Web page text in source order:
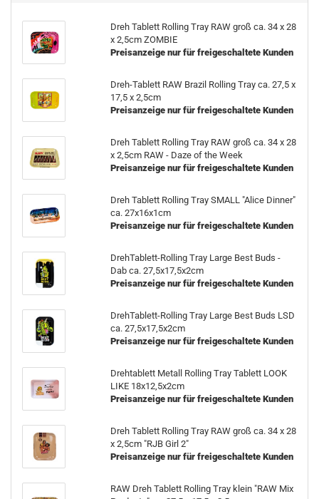
Dreh Tablett Rolling Tray RAW groß ca. 34 x 28
x 2,5cm ZOMBIE
Preisanzeige nur für freigeschaltete Kunden
Dreh-Tablett RAW Brazil Rolling Tray ca. 27,5 x
17,5 x 2,5cm
Preisanzeige nur für freigeschaltete Kunden
Dreh Tablett Rolling Tray RAW groß ca. 34 x 28
x 2,5cm RAW - Daze of the Week
Preisanzeige nur für freigeschaltete Kunden
Dreh Tablett Rolling Tray SMALL "Alice Dinner"
ca. 27x16x1cm
Preisanzeige nur für freigeschaltete Kunden
DrehTablett-Rolling Tray Large Best Buds -
Dab ca. 27,5x17,5x2cm
Preisanzeige nur für freigeschaltete Kunden
DrehTablett-Rolling Tray Large Best Buds LSD
ca. 27,5x17,5x2cm
Preisanzeige nur für freigeschaltete Kunden
Drehtablett Metall Rolling Tray Tablett LOOK
LIKE 18x12,5x2cm
Preisanzeige nur für freigeschaltete Kunden
Dreh Tablett Rolling Tray RAW groß ca. 34 x 28
x 2,5cm "RJB Girl 2"
Preisanzeige nur für freigeschaltete Kunden
RAW Dreh Tablett Rolling Tray klein "RAW Mix